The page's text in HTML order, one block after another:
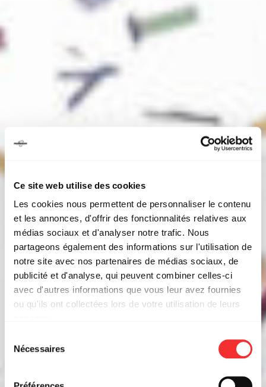
Ce site web utilise des cookies
Les cookies nous permettent de personnaliser le contenu
et les annonces, d'offrir des fonctionnalités relatives aux
médias sociaux et d'analyser notre trafic. Nous
partageons également des informations sur l'utilisation de
notre site avec nos partenaires de médias sociaux, de
publicité et d'analyse, qui peuvent combiner celles-ci
avec d'autres informations que vous leur avez fournies
ou qu'ils ont collectées lors de votre utilisation de leurs
depuis la page Mentions Légales.
Nécessaires